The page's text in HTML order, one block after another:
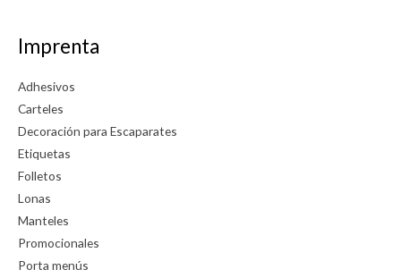
Imprenta
Adhesivos
Carteles
Decoración para Escaparates
Etiquetas
Folletos
Lonas
Manteles
Promocionales
Porta menús